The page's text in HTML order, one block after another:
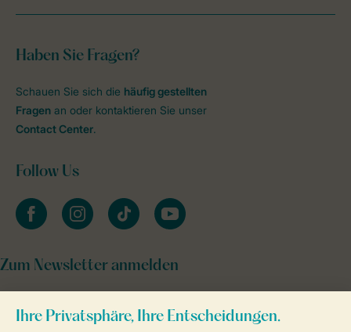
Haben Sie Fragen?
Schauen Sie sich die häufig gestellten
Fragen an oder kontaktieren Sie unser
Contact Center.
Follow Us
facebookinstagramtiktok youtube
Zum Newsletter anmelden